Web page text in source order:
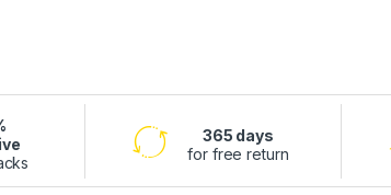
365 days
for free return